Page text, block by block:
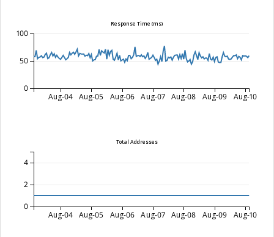
Response Time (ms)
Aug-04 Aug-05 Aug-06 Aug-07 Aug-08 Aug-09 Aug-10
0
50
100
Total Addresses
Aug-04 Aug-05 Aug-06 Aug-07 Aug-08 Aug-09 Aug-10
0
2
4